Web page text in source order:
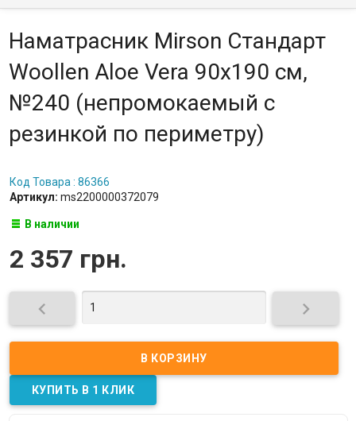
Наматрасник Mirson Стандарт
Woollen Aloe Vera 90x190 см,
№240 (непромокаемый с
резинкой по периметру)
Код Товара : 86366
Артикул: ms2200000372079
В наличии
2 357 грн.
 